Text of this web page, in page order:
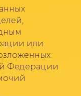
или
Федерации